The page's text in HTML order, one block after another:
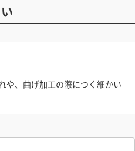
や、曲げ加工の際につく細かい